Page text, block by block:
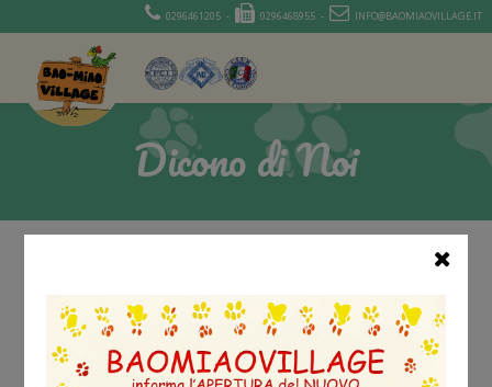
0296461205 - 0296468955 - INFO@BAOMIAOVILLAGE.IT
Dicono di Noi
consapevolezza che sarà trattato come a
casa, con tutte le cure e le coccole che
richiede.
Grazie a tutti voi!